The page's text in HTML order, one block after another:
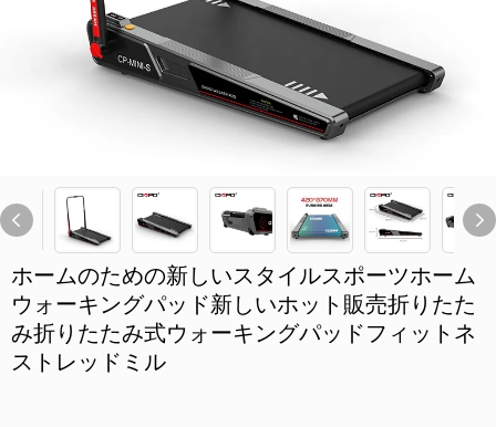
ホームのための新しいスタイルスポーツホーム
ウォーキングパッド新しいホット販売折りたた
み折りたたみ式ウォーキングパッドフィットネ
ストレッドミル